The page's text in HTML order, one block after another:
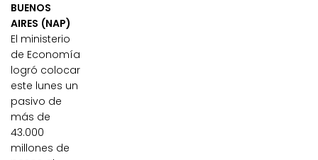
BUENOS
AIRES (NAP)
El ministerio
de Economía
logró colocar
este lunes un
pasivo de
más de
43.000
millones de